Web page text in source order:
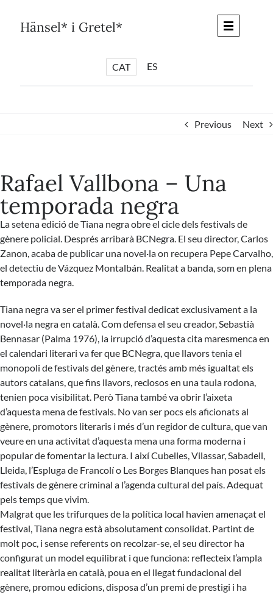
content
Hänsel* i Gretel*
CAT ES
* PISTES LITERÀRIES
*SÈRIE CULTURAL
*DIARI DEL DIA DESPRÉS
* QUIOSC HÄNSEL* i GRETEL*
*UNIVERS HÄNSEL* i GRETEL*
Previous Next
Rafael Vallbona – Una
temporada negra
La setena edició de Tiana negra obre el cicle dels festivals de
gènere policial. Després arribarà BCNegra. El seu director, Carlos
Zanon, acaba de publicar una novel·la on recupera Pepe Carvalho,
el detectiu de Vázquez Montalbán. Realitat a banda, som en plena
temporada negra.
Tiana negra va ser el primer festival dedicat exclusivament a la
novel·la negra en català. Com defensa el seu creador, Sebastià
Bennasar (Palma 1976), la irrupció d’aquesta cita maresmenca en
el calendari literari va fer que BCNegra, que llavors tenia el
monopoli de festivals del gènere, tractés amb més igualtat els
autors catalans, que fins llavors, reclosos en una taula rodona,
tenien poca visibilitat. Però Tiana també va obrir l’aixeta
d’aquesta mena de festivals. No van ser pocs els aficionats al
gènere, promotors literaris i més d’un regidor de cultura, que van
veure en una activitat d’aquesta mena una forma moderna i
popular de fomentar la lectura. I així Cubelles, Vilassar, Sabadell,
Lleida, l’Espluga de Francolí o Les Borges Blanques han posat els
festivals de gènere criminal a l’agenda cultural del país. Adequat
pels temps que vivim.
Malgrat que les trifurques de la política local havien amenaçat el
festival, Tiana negra està absolutament consolidat. Partint de
molt poc, i sense referents on recolzar-se, el seu director ha
configurat un model equilibrat i que funciona: reflecteix l’ampla
realitat literària en català, poua en el llegat fundacional del
gènere, promou edicions, disposa d’un premi de prestigi i ha